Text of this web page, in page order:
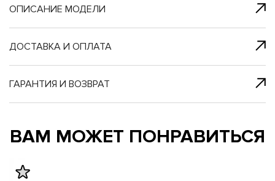
клик
и в
наш
ОПИСАНИЕ МОДЕЛИ
ДОСТАВКА И ОПЛАТА
ГАРАНТИЯ И ВОЗВРАТ
ВАМ МОЖЕТ ПОНРАВИТЬСЯ
с нами
и в
наш